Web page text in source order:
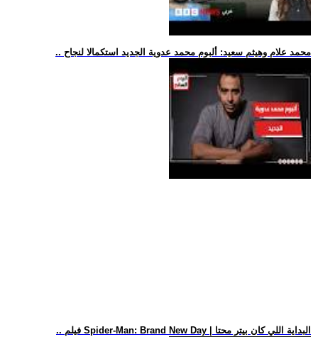
.. محمد علام وهيثم سعيد: ألبوم محمد عدوية الجديد استكمالا لنجاح
.. فيلم Spider-Man: Brand New Day | البداية اللي كان بيتر محتا